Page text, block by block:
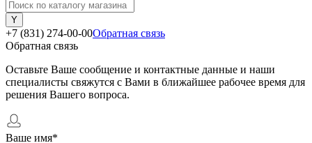
+7 (831) 274-00-00Обратная связь
Обратная связь
Оставьте Ваше сообщение и контактные данные и наши
специалисты свяжутся с Вами в ближайшее рабочее время для
решения Вашего вопроса.
Ваше имя*